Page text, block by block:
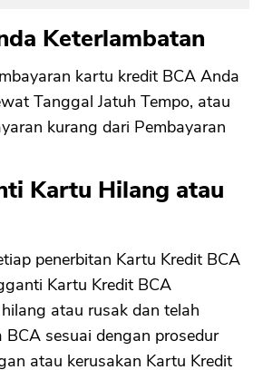
Keterlambatan
kartu kredit BCA Anda
Tanggal Jatuh Tempo, atau
kurang dari Pembayaran
Kartu Hilang atau
penerbitan Kartu Kredit BCA
Kartu Kredit BCA
atau rusak dan telah
BCA sesuai dengan prosedur
atau kerusakan Kartu Kredit